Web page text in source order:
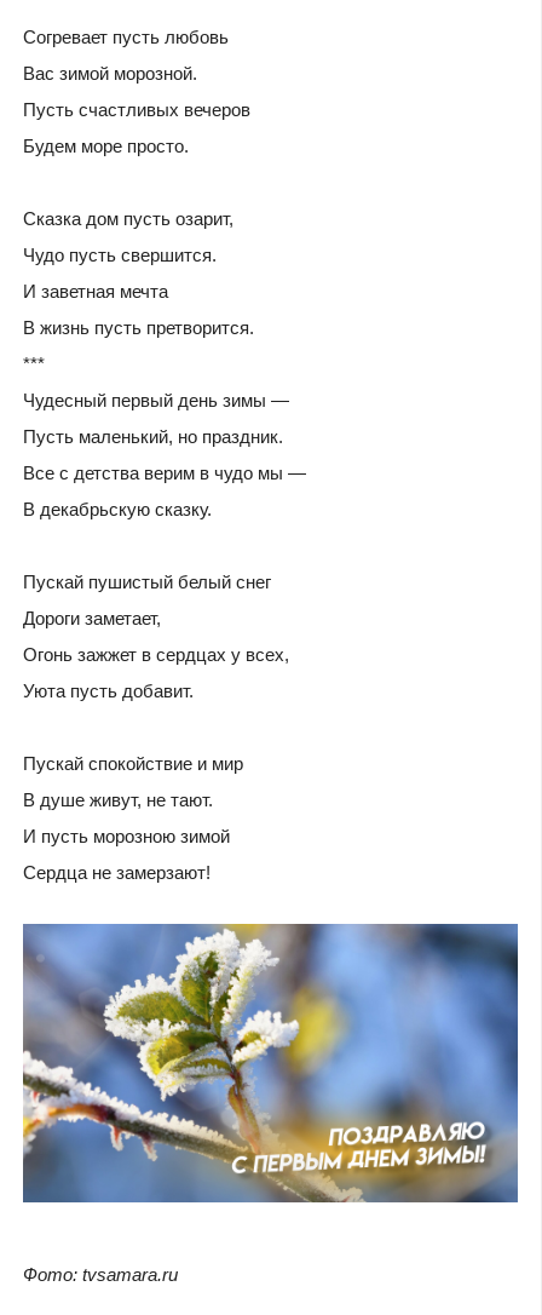
Согревает пусть любовь
Вас зимой морозной.
Пусть счастливых вечеров
Будем море просто.
Сказка дом пусть озарит,
Чудо пусть свершится.
И заветная мечта
В жизнь пусть претворится.
***
Чудесный первый день зимы —
Пусть маленький, но праздник.
Все с детства верим в чудо мы —
В декабрьскую сказку.
Пускай пушистый белый снег
Дороги заметает,
Огонь зажжет в сердцах у всех,
Уюта пусть добавит.
Пускай спокойствие и мир
В душе живут, не тают.
И пусть морозною зимой
Сердца не замерзают!
Фото: tvsamara.ru